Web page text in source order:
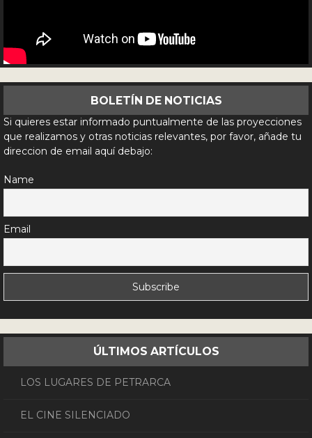
BOLETÍN DE NOTICIAS
Si quieres estar informado puntualmente de las proyecciones
que realizamos y otras noticias relevantes, por favor, añade tu
direccion de email aquí debajo:
Name
Email
ÚLTIMOS ARTÍCULOS
LOS LUGARES DE PETRARCA
EL CINE SILENCIADO